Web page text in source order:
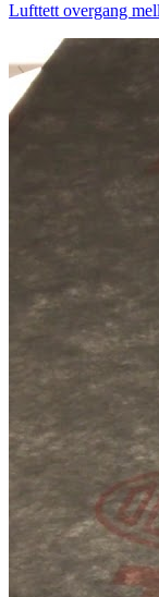
Lufttett overgang